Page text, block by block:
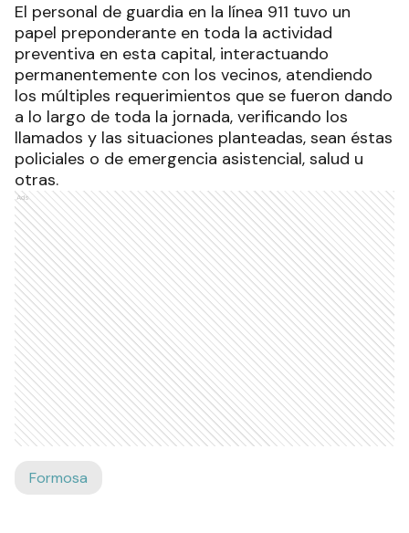
El personal de guardia en la línea 911 tuvo un
papel preponderante en toda la actividad
preventiva en esta capital, interactuando
permanentemente con los vecinos, atendiendo
los múltiples requerimientos que se fueron dando
a lo largo de toda la jornada, verificando los
llamados y las situaciones planteadas, sean éstas
policiales o de emergencia asistencial, salud u
otras.
Ads
Formosa